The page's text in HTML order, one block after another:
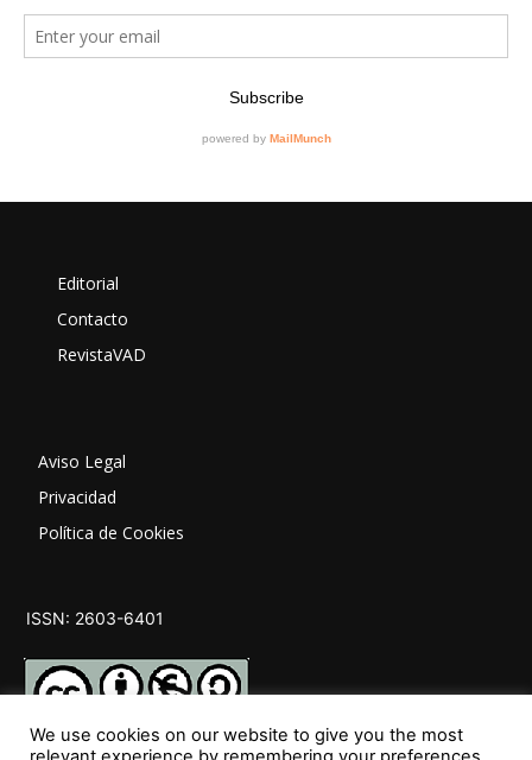
Editorial
Contacto
RevistaVAD
Aviso Legal
Privacidad
Política de Cookies
ISSN: 2603-6401
We use cookies on our website to give you the most